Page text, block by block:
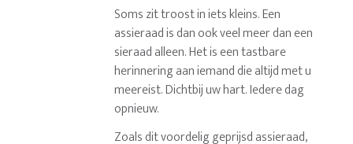
Soms zit troost in iets kleins. Een
assieraad is dan ook veel meer dan een
sieraad alleen. Het is een tastbare
herinnering aan iemand die altijd met u
meereist. Dichtbij uw hart. Iedere dag
opnieuw.
Zoals dit voordelig geprijsd assieraad,